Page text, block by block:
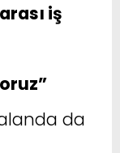
iş
alanda da